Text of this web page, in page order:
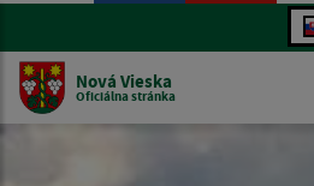
Nová Vieska
Oficiálna stránka